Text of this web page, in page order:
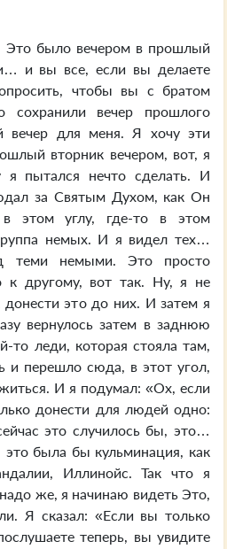
Это было вечером в прошлый
и вы все, если вы делаете
чтобы вы с братом
сохранили вечер прошлого
вечер для меня. Я хочу эти
вторник вечером, вот, я
я пытался нечто сделать. И
за Святым Духом, как Он
этом углу, где-то в этом
немых. И я видел тех…
теми немыми. Это просто
к другому, вот так. Ну, я не
донести это до них. И затем я
вернулось затем в заднюю
то леди, которая стояла там,
и перешло сюда, в этот угол,
И я подумал: «Ох, если
донести для людей одно:
это случилось бы, это…
была бы кульминация, как
Иллинойс. Так что я
же, я начинаю видеть Это,
Я сказал: «Если вы только
теперь, вы увидите